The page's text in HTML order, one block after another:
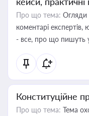
Про що тема: Огляди
коментарі
- все, про що пишуть
Конституційне
Про що тема: Тема